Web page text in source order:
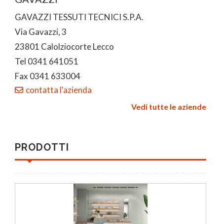
GAVAZZI TESSUTI TECNICI S.P.A.
Via Gavazzi, 3
23801 Calolziocorte Lecco
Tel 0341 641051
Fax 0341 633004
contatta l'azienda
Vedi tutte le aziende
PRODOTTI